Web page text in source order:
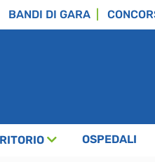
BANDI DI GARA
OSPEDALI